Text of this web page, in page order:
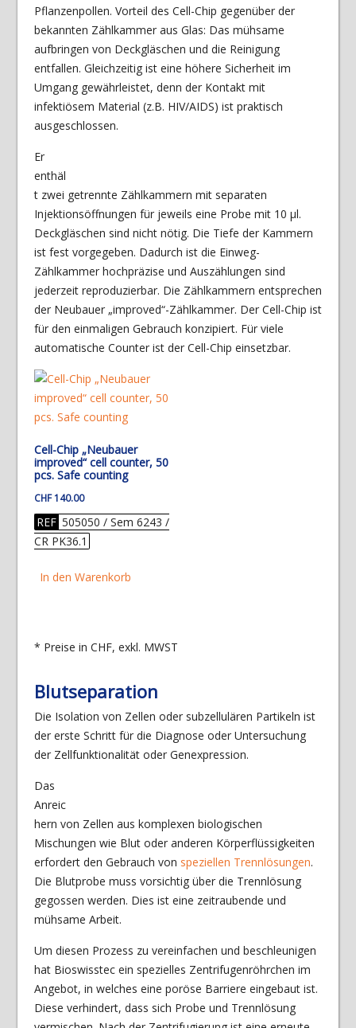
Pflanzenpollen. Vorteil des Cell-Chip gegenüber der
bekannten Zählkammer aus Glas: Das mühsame
aufbringen von Deckgläschen und die Reinigung
entfallen. Gleichzeitig ist eine höhere Sicherheit im
Umgang gewährleistet, denn der Kontakt mit
infektiösem Material (z.B. HIV/AIDS) ist praktisch
ausgeschlossen.
Er
enthäl
t zwei getrennte Zählkammern mit separaten
Injektionsöffnungen für jeweils eine Probe mit 10 µl.
Deckgläschen sind nicht nötig. Die Tiefe der Kammern
ist fest vorgegeben. Dadurch ist die Einweg-
Zählkammer hochpräzise und Auszählungen sind
jederzeit reproduzierbar. Die Zählkammern entsprechen
der Neubauer „improved“-Zählkammer. Der Cell-Chip ist
für den einmaligen Gebrauch konzipiert. Für viele
automatische Counter ist der Cell-Chip einsetzbar.
Cell-Chip „Neubauer
improved“ cell counter, 50
pcs. Safe counting
CHF140.00
REF 505050 / Sem 6243 /
CR PK36.1
In den Warenkorb
* Preise in CHF, exkl. MWST
Blutseparation
Die Isolation von Zellen oder subzellulären Partikeln ist
der erste Schritt für die Diagnose oder Untersuchung
der Zellfunktionalität oder Genexpression.
Das
Anreic
hern von Zellen aus komplexen biologischen
Mischungen wie Blut oder anderen Körperflüssigkeiten
erfordert den Gebrauch von speziellen Trennlösungen.
Die Blutprobe muss vorsichtig über die Trennlösung
gegossen werden. Dies ist eine zeitraubende und
mühsame Arbeit.
Um diesen Prozess zu vereinfachen und beschleunigen
hat Bioswisstec ein spezielles Zentrifugenröhrchen im
Angebot, in welches eine poröse Barriere eingebaut ist.
Diese verhindert, dass sich Probe und Trennlösung